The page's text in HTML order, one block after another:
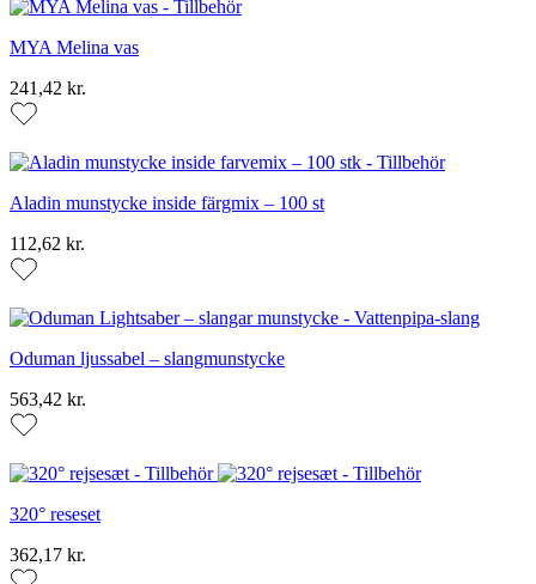
MYA Melina vas
241,42 kr.
Aladin munstycke inside färgmix – 100 st
112,62 kr.
Oduman ljussabel – slangmunstycke
563,42 kr.
320° reseset
362,17 kr.